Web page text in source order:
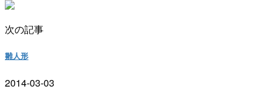
次の記事
雛人形
2014-03-03